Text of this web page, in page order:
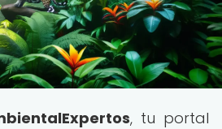
, tu portal